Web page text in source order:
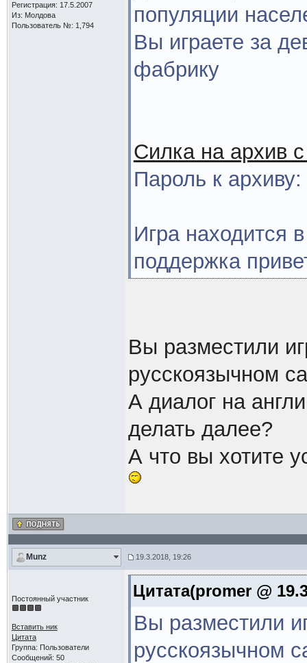
Регистрация: 17.5.2007
Из: Молдова
Пользователь №: 1,794
популяции
Вы играете за
фабрику
Силка на архив с
Пароль к
Игра находится
поддержка
Вы разместили
русскоязычном
А диалог на
делать далее?
А что вы хотите
Munz 19.3.2018, 19:26
Постоянный участник
Вставить ник
Цитата
Группа: Пользователи
Сообщений: 50
Цитата(promer @
Вы разместили
русскоязычном